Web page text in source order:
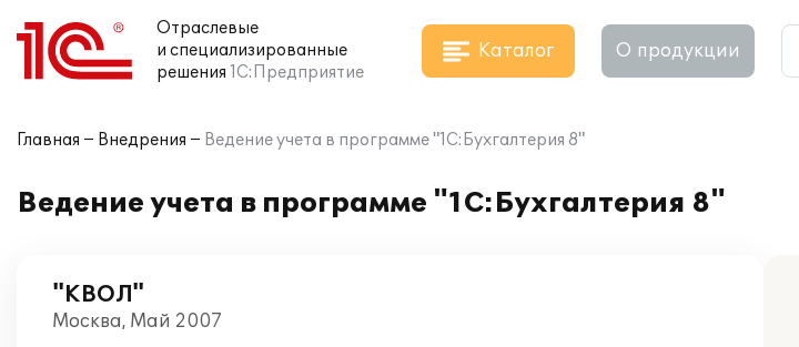
Отраслевые
и специализированные
решения 1С:Предприятие
Каталог О продукции
Главная Внедрения Ведение учета в программе "1С:Бухгалтерия 8"
Ведение учета в программе "1С:Бухгалтерия 8"
"КВОЛ"
Москва, Май 2007